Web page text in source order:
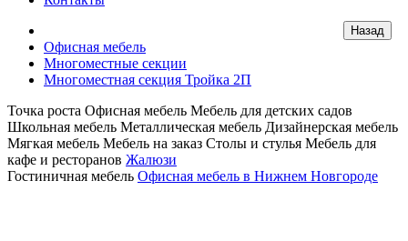
Офисная мебель
Многоместные секции
Многоместная секция Тройка 2П
Точка роста Офисная мебель Мебель для детских садов
Школьная мебель Металлическая мебель Дизайнерская мебель
Мягкая мебель Мебель на заказ Столы и стулья Мебель для
кафе и ресторанов Жалюзи
Гостиничная мебель Офисная мебель в Нижнем Новгороде